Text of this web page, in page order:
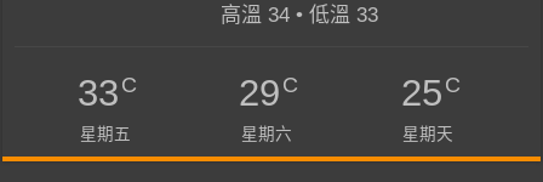
高溫 34 • 低溫 33
33C
星期五
29C
星期六
25C
星期天